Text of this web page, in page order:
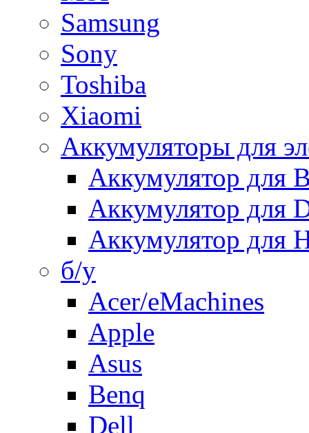
Samsung
Sony
Toshiba
Xiaomi
Аккумуляторы для
Аккумулятор для
Аккумулятор для
Аккумулятор для
б/у
Acer/eMachines
Apple
Asus
Benq
Dell